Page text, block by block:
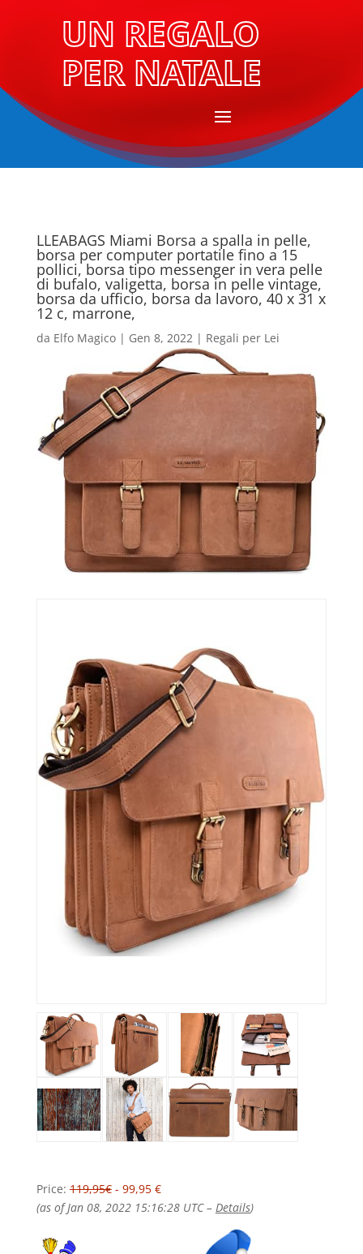
UN REGALO
PER NATALE
LLEABAGS Miami Borsa a spalla in pelle,
borsa per computer portatile fino a 15
pollici, borsa tipo messenger in vera pelle
di bufalo, valigetta, borsa in pelle vintage,
borsa da ufficio, borsa da lavoro, 40 x 31 x
12 c, marrone,
da Elfo Magico| Gen 8, 2022| Regali per Lei
Price:119,95€- 99,95 €
(as of Jan 08, 2022 15:16:28 UTC – Details)